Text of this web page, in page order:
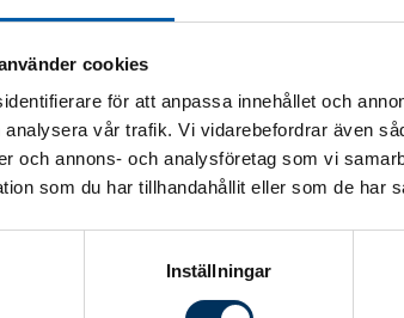
cookies
för att anpassa innehållet och
vår trafik. Vi vidarebefordrar även
och annons- och analysföretag som vi
som du har tillhandahållit eller som de har
Inställningar
står för god
arbete och flerårig
arbetar enligt Rex –
Med den yrkeserfarenhet som
också att du kan ta uppdrag
flesta företagare behöver
investeringar och diskussioner
Auktoriserade
och ekonomiska ställning blir